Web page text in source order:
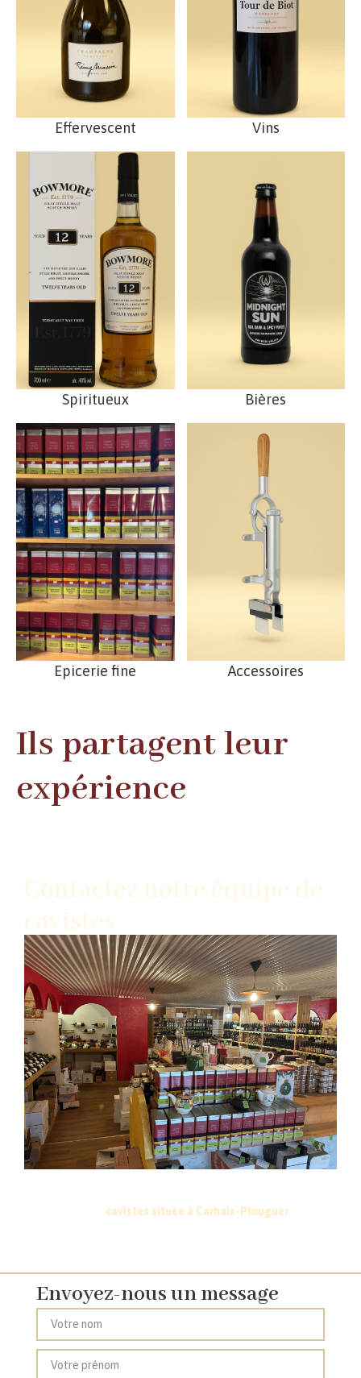
Effervescent Vins
Spiritueux Bières
Epicerie fine Accessoires
Ils partagent leur
expérience
Contactez notre équipe de
cavistes
cavistes située à Carhaix-Plouguer
Envoyez-nous un message